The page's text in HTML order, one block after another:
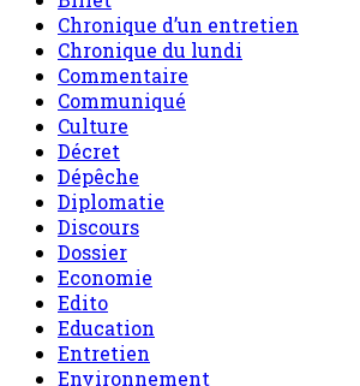
Chronique d’un entretien
Chronique du lundi
Commentaire
Communiqué
Culture
Décret
Dépêche
Diplomatie
Discours
Dossier
Economie
Edito
Education
Entretien
Environnement